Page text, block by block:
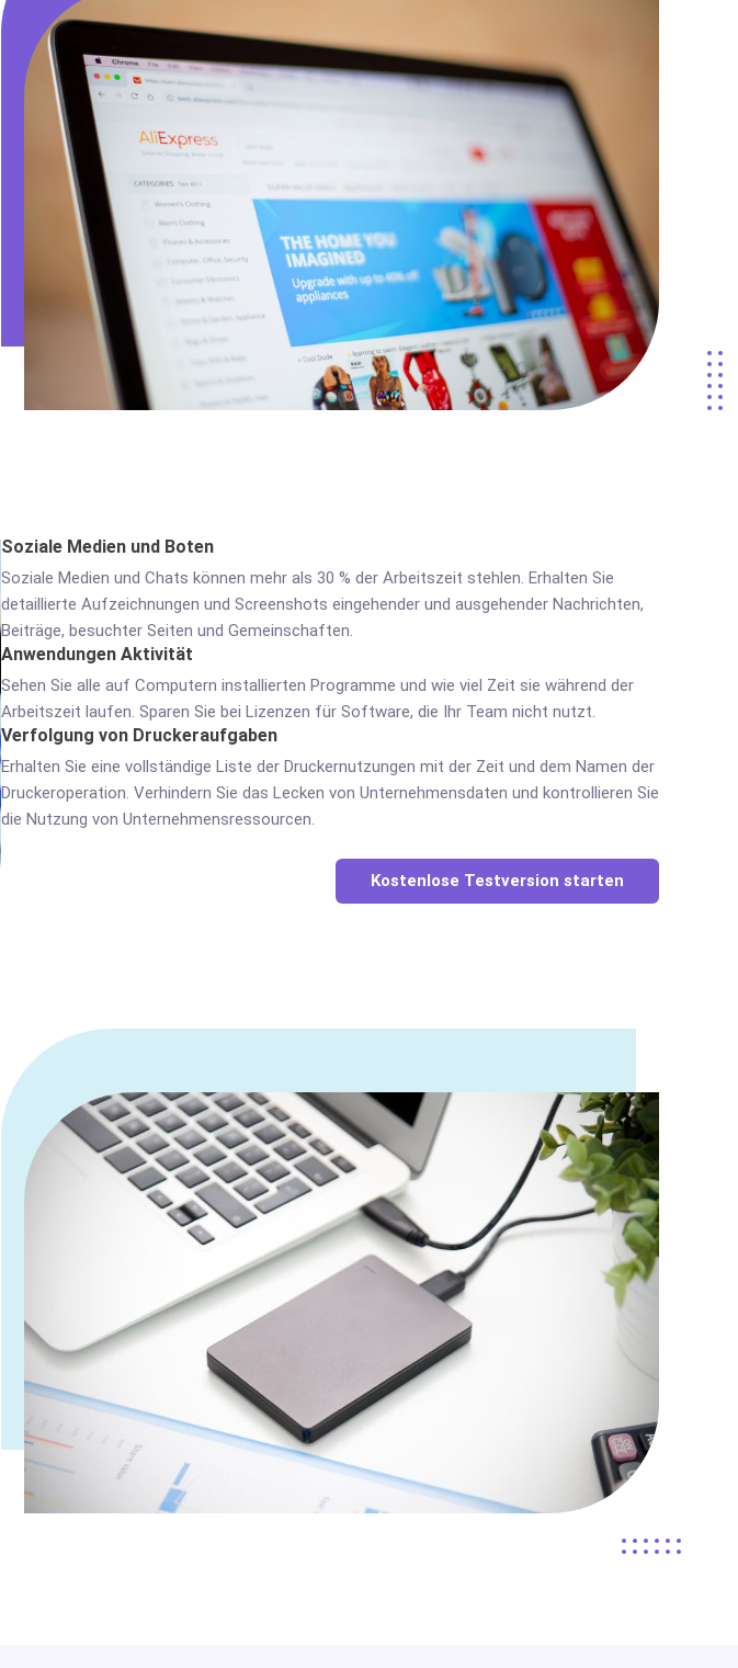
Soziale Medien und Boten
Soziale Medien und Chats können mehr als 30 % der Arbeitszeit stehlen. Erhalten Sie
detaillierte Aufzeichnungen und Screenshots eingehender und ausgehender Nachrichten,
Beiträge, besuchter Seiten und Gemeinschaften.
Anwendungen Aktivität
Sehen Sie alle auf Computern installierten Programme und wie viel Zeit sie während der
Arbeitszeit laufen. Sparen Sie bei Lizenzen für Software, die Ihr Team nicht nutzt.
Verfolgung von Druckeraufgaben
Erhalten Sie eine vollständige Liste der Druckernutzungen mit der Zeit und dem Namen der
Druckeroperation. Verhindern Sie das Lecken von Unternehmensdaten und kontrollieren Sie
die Nutzung von Unternehmensressourcen.
Kostenlose Testversion starten